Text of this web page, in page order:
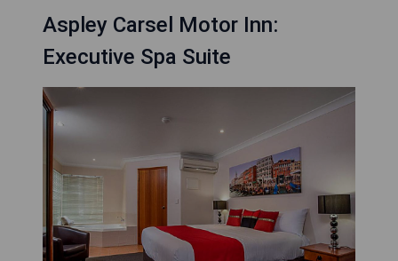
Aspley Carsel Motor Inn:
Executive Spa Suite